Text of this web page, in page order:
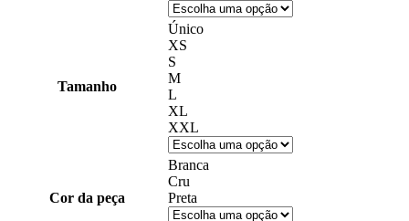
Tamanho
Único
XS
S
M
L
XL
XXL
Cor da peça
Branca
Cru
Preta